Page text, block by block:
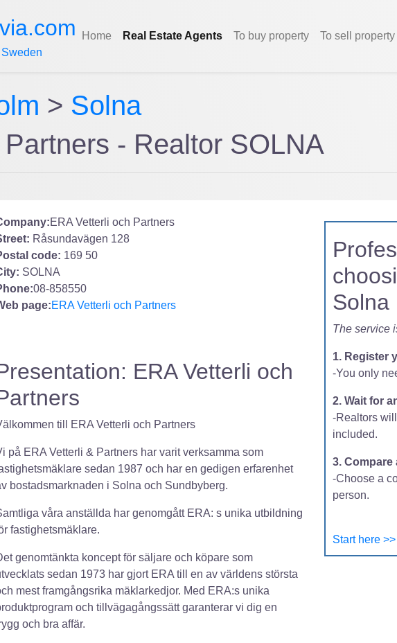
Home Real Estate Agents To buy property To sell property
> Solna
- Realtor SOLNA
ERA Vetterli och Partners
Råsundavägen 128
code: 169 50
SOLNA
08-858550
page:ERA Vetterli och Partners
ERA Vetterli och
till ERA Vetterli och Partners
på ERA Vetterli & Partners har varit verksamma som
sedan 1987 och har en gedigen erfarenhet
bostadsmarknaden i Solna och Sundbyberg.
våra anställda har genomgått ERA: s unika utbildning
fastighetsmäklare.
genomtänkta koncept för säljare och köpare som
sedan 1973 har gjort ERA till en av världens största
mest framgångsrika mäklarkedjor. Med ERA:s unika
och tillvägagångssätt garanterar vi dig en
och bra affär.
Solna
The service
1. Register
-You only
2. Wait for
-Realtors
included.
3. Compare
-Choose a
person.
Start here >>